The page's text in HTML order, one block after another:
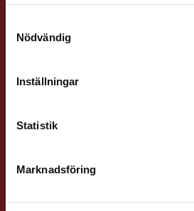
Nödvändig
Inställningar
Statistik
Marknadsföring
studentlitteratur.se via en
Vi erbjuder inte leveranser
att kunna slutföra ett köp måste